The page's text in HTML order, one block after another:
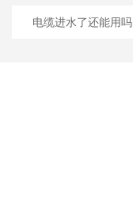
电缆进水了还能用吗